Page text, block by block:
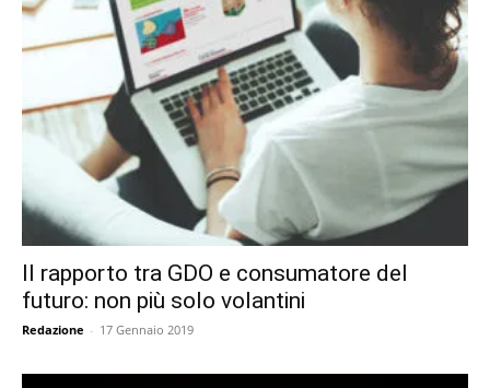
Il rapporto tra GDO e consumatore del
futuro: non più solo volantini
Redazione - 17 Gennaio 2019